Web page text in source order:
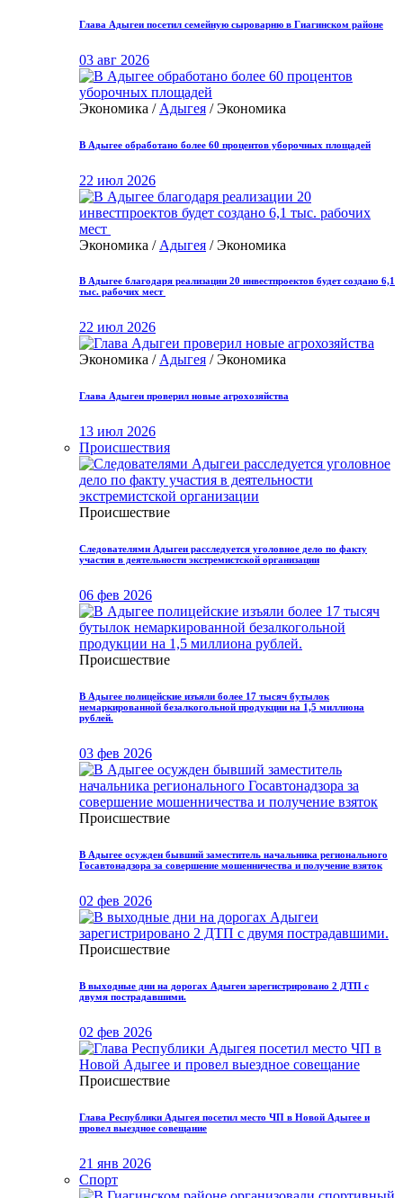
Глава Адыгеи посетил семейную сыроварню в Гиагинском районе
03 авг 2026
Экономика / Адыгея / Экономика
В Адыгее обработано более 60 процентов уборочных площадей
22 июл 2026
Экономика / Адыгея / Экономика
В Адыгее благодаря реализации 20 инвестпроектов будет создано 6,1
тыс. рабочих мест
22 июл 2026
Экономика /Адыгея / Экономика
Глава Адыгеи проверил новые агрохозяйства
13 июл 2026
Происшествия
Происшествие
Следователями Адыгеи расследуется уголовное дело по факту
участия в деятельности экстремистской организации
06 фев 2026
Происшествие
В Адыгее полицейские изъяли более 17 тысяч бутылок
немаркированной безалкогольной продукции на 1,5 миллиона
рублей.
03 фев 2026
Происшествие
В Адыгее осужден бывший заместитель начальника регионального
Госавтонадзора за совершение мошенничества и получение взяток
02 фев 2026
Происшествие
В выходные дни на дорогах Адыгеи зарегистрировано 2 ДТП с
двумя пострадавшими.
02 фев 2026
Происшествие
Глава Республики Адыгея посетил место ЧП в Новой Адыгее и
провел выездное совещание
21 янв 2026
Спорт